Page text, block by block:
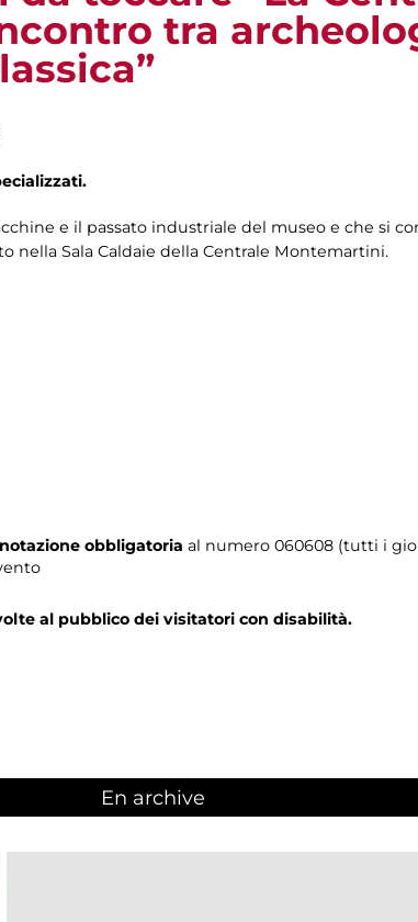
tra
e il passato industriale del museo e che si
nella Sala Caldaie della Centrale Montemartini.
obbligatoria al numero 060608 (tutti i
al pubblico dei visitatori con disabilità.
En archive